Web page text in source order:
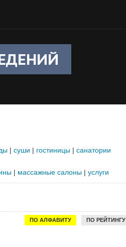
| суши | гостиницы | санатории
| массажные салоны | услуги
ПО РЕЙТИНГУ
ПО АЛФАВИТУ